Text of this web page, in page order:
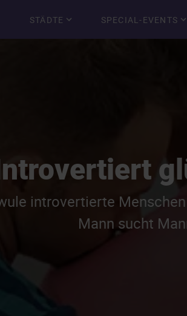
STÄDTE SPECIAL-EVENTS
introvertierte
Mann sucht